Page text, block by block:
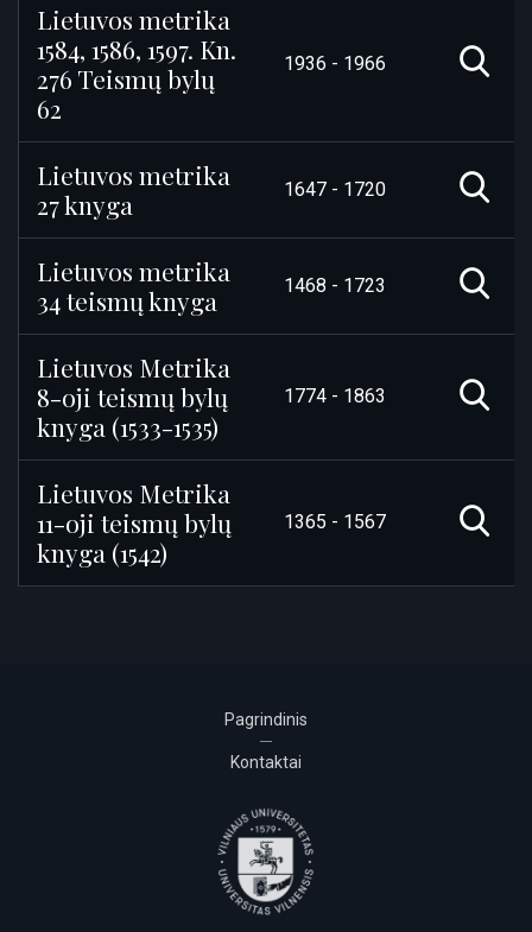
Lietuvos metrika
1584, 1586, 1597. Kn.
276 Teismų bylų
62
1936 - 1966
Lietuvos metrika
27 knyga
1647 - 1720
Lietuvos metrika
34 teismų knyga
1468 - 1723
Lietuvos Metrika
8-oji teismų bylų
knyga (1533-1535)
1774 - 1863
Lietuvos Metrika
11-oji teismų bylų
knyga (1542)
1365 - 1567
Pagrindinis
Kontaktai